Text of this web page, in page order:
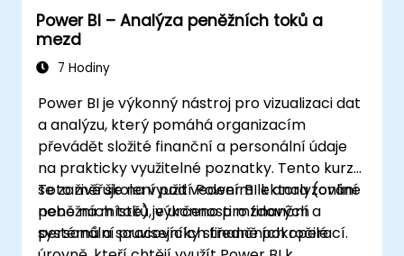
Power BI – Analýza peněžních toků a
mezd
7 Hodiny
Power BI je výkonný nástroj pro vizualizaci dat
a analýzu, který pomáhá organizacím
převádět složité finanční a personální údaje
na prakticky využitelné poznatky. Tento kurz
se zaměřuje na využití Power BI k analyzování
peněžních toků, výkonnosti mzdových
systémů a souvisejících finančních operací.
Toto živé školení pod vedením lektora (online
nebo na místě) je určeno pro finanční a
personální pracovníky středně pokročilé